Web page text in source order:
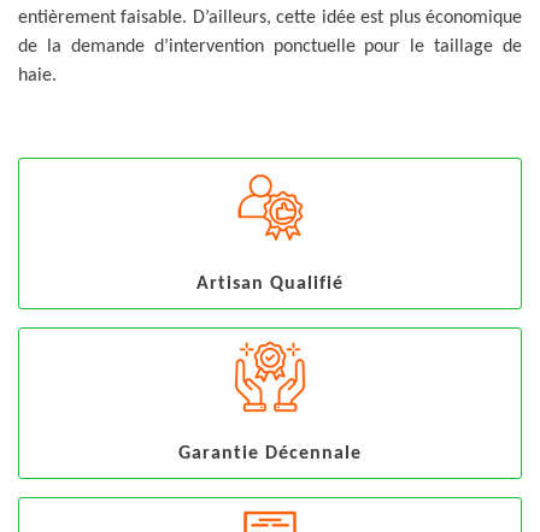
entièrement faisable. D’ailleurs, cette idée est plus économique
de la demande d’intervention ponctuelle pour le taillage de
haie.
Artisan Qualifié
Garantie Décennale